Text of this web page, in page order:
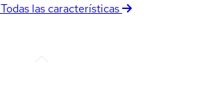
Todas las características